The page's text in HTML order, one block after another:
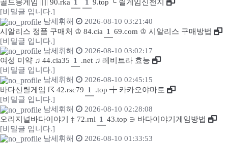
골드몽게임 ▥ 90.rka 1 1 9.top └ 릴게임신천지
[비밀글 입니다.]
남세휘해
2026-08-10 03:21:40
시알리스 정품 구매처 ♔ 84.cia 1
69.com ♔ 시알리스 구매방법
[비밀글 입니다.]
남세휘해
2026-08-10 03:02:17
여성 미약 ♫ 44.cia35 1 .net ♫ 레비트라 효능
[비밀글 입니다.]
남세휘해
2026-08-10 02:45:15
바다신릴게임 ☈ 42.rsc79 1
.top ╈ 카카오야마토
[비밀글 입니다.]
남세휘해
2026-08-10 02:28:08
오리지널바다이야기 ‡ 72.rnl 1
43.top ∋ 바다이야기게임방법
[비밀글 입니다.]
남세휘해
2026-08-10 01:33:53